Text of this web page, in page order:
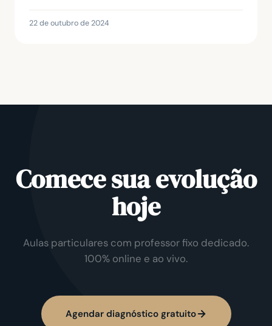
22 de outubro de 2024
Comece sua evolução
hoje
Aulas particulares com professor fixo dedicado.
100% online e ao vivo.
Agendar diagnóstico gratuito